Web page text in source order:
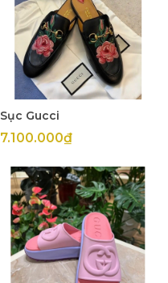
Sục Gucci
7.100.000₫